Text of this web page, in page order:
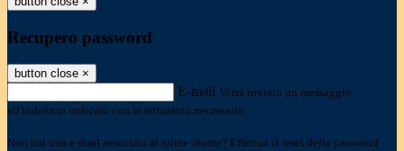
Recupero password
button close ×
E-mail Verrà inviato un messaggio
all'indirizzo indicato con le istruzioni necessarie.
Non hai una e-mail associata al nome utente? Effettua il reset della password